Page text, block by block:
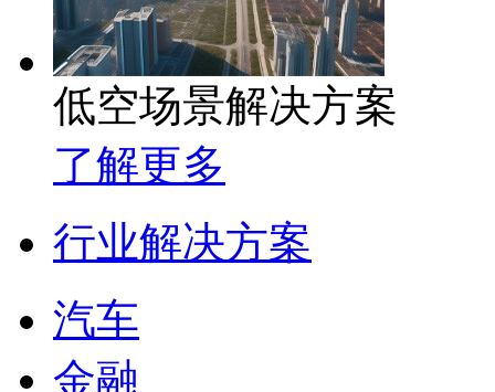
低空场景解决方案
了解更多
行业解决方案
汽车
金融